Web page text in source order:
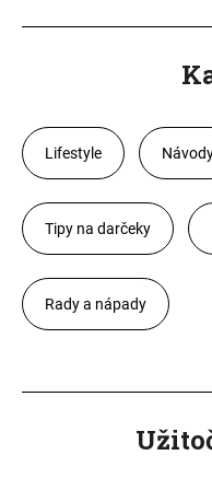
Lifestyle
Tipy na darčeky
Rady a nápady